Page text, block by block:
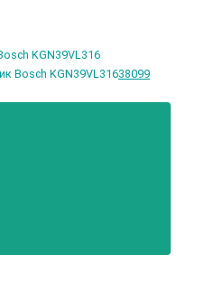
Bosch KGN39VL31638099